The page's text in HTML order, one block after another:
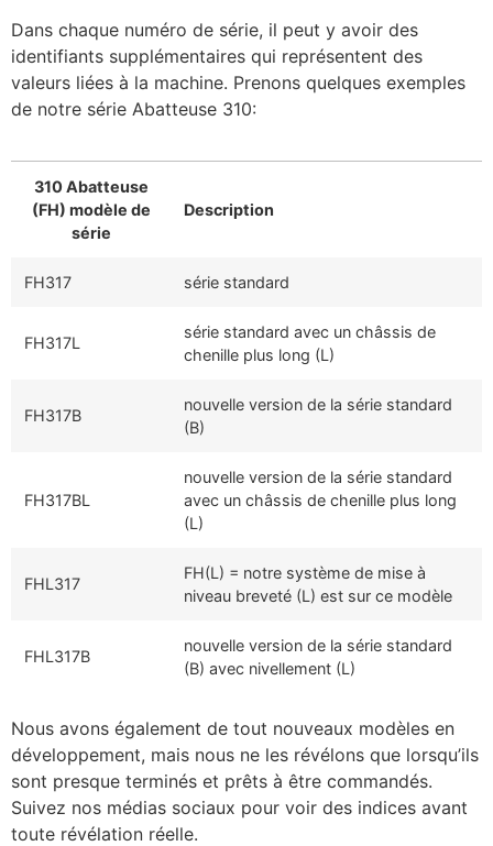
Dans chaque numéro de série, il peut y avoir des
identifiants supplémentaires qui représentent des
valeurs liées à la machine. Prenons quelques exemples
de notre série Abatteuse 310:
310 Abatteuse
(FH) modèle de
série
Description
FH317 série standard
FH317L
série standard avec un châssis de
chenille plus long (L)
FH317B
nouvelle version de la série standard
(B)
FH317BL
nouvelle version de la série standard
avec un châssis de chenille plus long
(L)
FHL317
FH(L) = notre système de mise à
niveau breveté (L) est sur ce modèle
FHL317B
nouvelle version de la série standard
(B) avec nivellement (L)
Nous avons également de tout nouveaux modèles en
développement, mais nous ne les révélons que lorsqu’ils
sont presque terminés et prêts à être commandés.
Suivez nos médias sociaux pour voir des indices avant
toute révélation réelle.